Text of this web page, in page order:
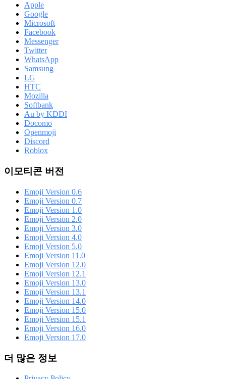
Apple
Google
Microsoft
Facebook
Messenger
Twitter
WhatsApp
Samsung
LG
HTC
Mozilla
Softbank
Au by KDDI
Docomo
Openmoji
Discord
Roblox
이모티콘 버전
Emoji Version 0.6
Emoji Version 0.7
Emoji Version 1.0
Emoji Version 2.0
Emoji Version 3.0
Emoji Version 4.0
Emoji Version 5.0
Emoji Version 11.0
Emoji Version 12.0
Emoji Version 12.1
Emoji Version 13.0
Emoji Version 13.1
Emoji Version 14.0
Emoji Version 15.0
Emoji Version 15.1
Emoji Version 16.0
Emoji Version 17.0
더 많은 정보